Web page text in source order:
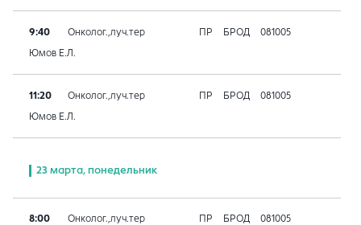
9:40 Онколог.,луч.тер ПР БРОД 081005
Юмов Е.Л.
11:20 Онколог.,луч.тер ПР БРОД 081005
Юмов Е.Л.
23 марта, понедельник
8:00 Онколог.,луч.тер ПР БРОД 081005